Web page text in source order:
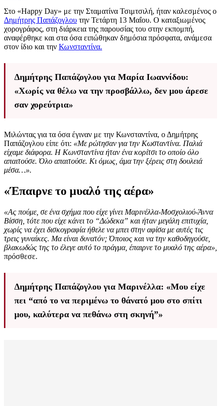
Στο «Happy Day» με την Σταματίνα Τσιμτσιλή, ήταν καλεσμένος ο
Δημήτρης Παπάζογλου την Τετάρτη 13 Μαΐου. Ο καταξιωμένος
χορογράφος, στη διάρκεια της παρουσίας του στην εκπομπή,
αναφέρθηκε και στα όσα ειπώθηκαν δημόσια πρόσφατα, ανάμεσα
στον ίδιο και την Κωνσταντίνα.
Δημήτρης Παπάζογλου για Μαρία Ιωαννίδου:
«Χωρίς να θέλω να την προσβάλλω, δεν μου άρεσε
σαν χορεύτρια»
Μιλώντας για τα όσα έγιναν με την Κωνσταντίνα, ο Δημήτρης
Παπάζογλου είπε ότι: «Με ρώτησαν για την Κωσταντίνα. Παλιά
είχαμε διάφορα. Η Κωνσταντίνα ήταν ένα κορίτσι το οποίο όλο
απαιτούσε. Όλο απαιτούσε. Κι όμως, άμα την ξέρεις στη δουλειά
μέσα…».
«Έπαιρνε το μυαλό της αέρα»
«Ας πούμε, σε ένα σχήμα που είχε γίνει Μαρινέλλα-Μοσχολιού-Άννα
Βίσση, τότε που είχε κάνει το “Δώδεκα” και ήταν μεγάλη επιτυχία,
χωρίς να έχει δισκογραφία ήθελε να μπει στην αφίσα με αυτές τις
τρεις γυναίκες. Μα είναι δυνατόν; Όποιος και να την καθοδηγούσε,
βλακωδώς της το έλεγε αυτό το πράγμα, έπαιρνε το μυαλό της αέρα»,
πρόσθεσε.
Δημήτρης Παπάζογλου για Μαρινέλλα: «Μου είχε
πει “από το να περιμένω το θάνατό μου στο σπίτι
μου, καλύτερα να πεθάνω στη σκηνή”»